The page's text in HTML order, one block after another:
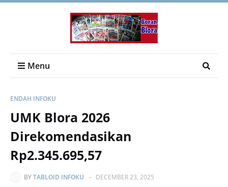
Menu
ENDAH INFOKU
UMK Blora 2026
Direkomendasikan
Rp2.345.695,57
BYTABLOID INFOKU - DECEMBER 23, 2025